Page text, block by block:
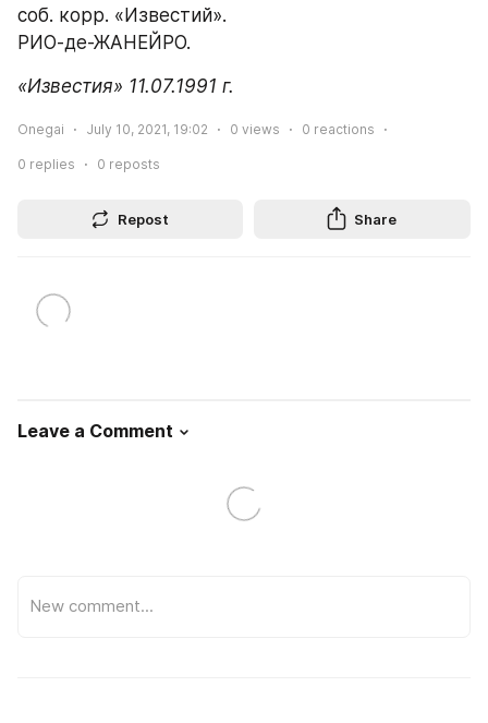
соб. корр. «Известий».
РИО-де-ЖАНЕЙРО.
«Известия» 11.07.1991 г.
Onegai July 10, 2021, 19:02 0 views 0 reactions
0 replies 0 reposts
Repost Share
Leave a Comment